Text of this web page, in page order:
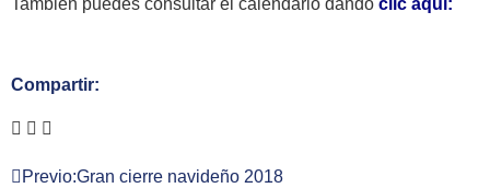
Compartir:
Previo:Gran cierre navideño 2018